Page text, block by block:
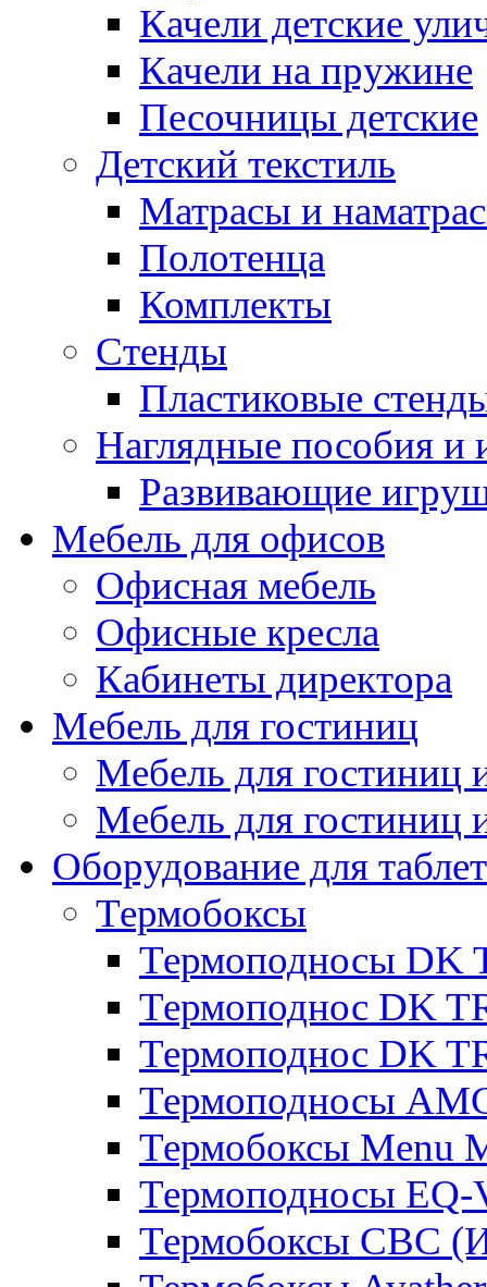
Качели детские
Качели на пружине
Песочницы детские
Детский текстиль
Матрасы и
Полотенца
Комплекты
Стенды
Пластиковые
Наглядные пособия и
Развивающие
Мебель для офисов
Офисная мебель
Офисные кресла
Кабинеты директора
Мебель для гостиниц
Мебель для
Мебель для гостиниц
Оборудование для
Термобоксы
Термоподносы DK
Термоподнос DK
Термоподнос DK
Термоподносы
Термобоксы Menu
Термоподносы EQ-
Термобоксы CBC